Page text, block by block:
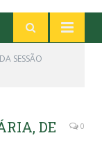
SESSÃO
DE
0